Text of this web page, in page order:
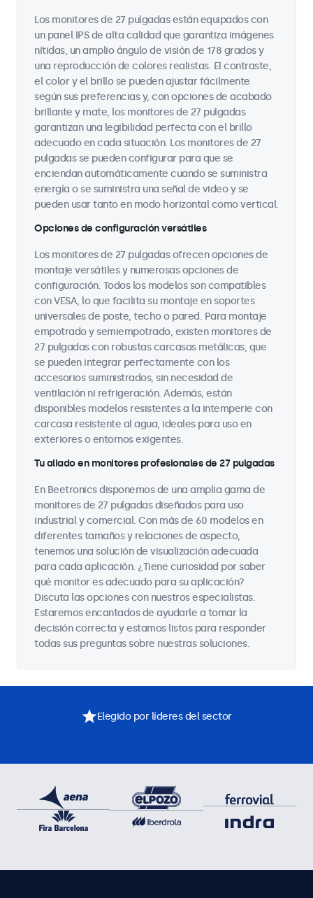
Los monitores de 27 pulgadas están equipados con
un panel IPS de alta calidad que garantiza imágenes
nítidas, un amplio ángulo de visión de 178 grados y
una reproducción de colores realistas. El contraste,
el color y el brillo se pueden ajustar fácilmente
según sus preferencias y, con opciones de acabado
brillante y mate, los monitores de 27 pulgadas
garantizan una legibilidad perfecta con el brillo
adecuado en cada situación. Los monitores de 27
pulgadas se pueden configurar para que se
enciendan automáticamente cuando se suministra
energía o se suministra una señal de video y se
pueden usar tanto en modo horizontal como vertical.
Opciones de configuración versátiles
Los monitores de 27 pulgadas ofrecen opciones de
montaje versátiles y numerosas opciones de
configuración. Todos los modelos son compatibles
con VESA, lo que facilita su montaje en soportes
universales de poste, techo o pared. Para montaje
empotrado y semiempotrado, existen monitores de
27 pulgadas con robustas carcasas metálicas, que
se pueden integrar perfectamente con los
accesorios suministrados, sin necesidad de
ventilación ni refrigeración. Además, están
disponibles modelos resistentes a la intemperie con
carcasa resistente al agua, ideales para uso en
exteriores o entornos exigentes.
Tu aliado en monitores profesionales de 27 pulgadas
En Beetronics disponemos de una amplia gama de
monitores de 27 pulgadas diseñados para uso
industrial y comercial. Con más de 60 modelos en
diferentes tamaños y relaciones de aspecto,
tenemos una solución de visualización adecuada
para cada aplicación. ¿Tiene curiosidad por saber
qué monitor es adecuado para su aplicación?
Discuta las opciones con nuestros especialistas.
Estaremos encantados de ayudarle a tomar la
decisión correcta y estamos listos para responder
todas sus preguntas sobre nuestras soluciones.
Elegido por líderes del sector